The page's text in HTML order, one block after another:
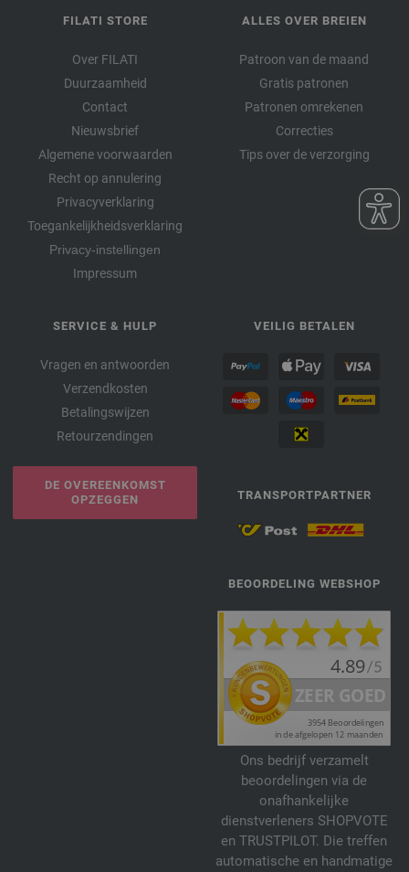
FILATI STORE
Over FILATI
Duurzaamheid
Contact
Nieuwsbrief
Algemene voorwaarden
Recht op annulering
Privacyverklaring
Toegankelijkheidsverklaring
Privacy-instellingen
Impressum
ALLES OVER BREIEN
Patroon van de maand
Gratis patronen
Patronen omrekenen
Correcties
Tips over de verzorging
SERVICE & HULP
Vragen en antwoorden
Verzendkosten
Betalingswijzen
Retourzendingen
DE OVEREENKOMST
OPZEGGEN
VEILIG BETALEN
TRANSPORTPARTNER
BEOORDELING WEBSHOP
Ons bedrijf verzamelt
beoordelingen via de
onafhankelijke
dienstverleners SHOPVOTE
en TRUSTPILOT. Die treffen
automatische en handmatige